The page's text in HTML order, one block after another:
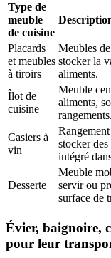
Type de
meuble
de cuisine
Placards
et meubles
à tiroirs
Meubles
stocker la
aliments.
Îlot de
cuisine
Meuble
aliments,
rangements.
Casiers à
vin
stocker
intégré
Desserte
Meuble
servir ou
surface de
Évier, baignoire,
pour leur